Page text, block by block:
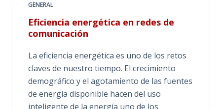
GENERAL
Eficiencia energética en redes de
comunicación
La eficiencia energética es uno de los retos
claves de nuestro tiempo. El crecimiento
demográfico y el agotamiento de las fuentes
de energía disponible hacen del uso
inteligente de la energía uno de los